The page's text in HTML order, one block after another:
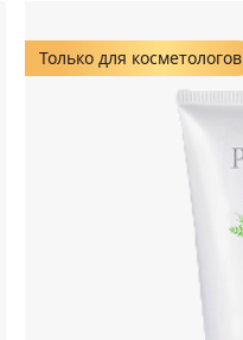
Только для косметологов